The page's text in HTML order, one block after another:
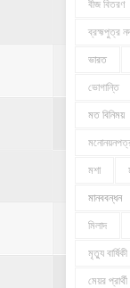
বীজ বিতরণ
ব্রহ্মপুত্র
ভারত
ভোগান্তি
মত বিনিময়
মশা
মানববন্ধন
মিলাদ
মৃত্যু বার্ষিকী
মেয়র প্রার্থী